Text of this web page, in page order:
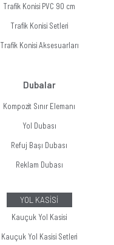
Trafik Konisi PVC 90 cm
Trafik Konisi Setleri
Trafik Konisi Aksesuarları
Dubalar
Kompozit Sınır Elemanı
Yol Dubası
Refuj Başı Dubası
Reklam Dubası
YOL KASİSİ
Kauçuk Yol Kasisi
Kauçuk Yol Kasisi Setleri